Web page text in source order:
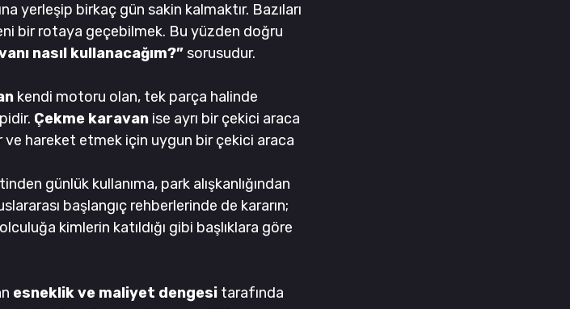
yerleşip birkaç gün sakin kalmaktır. Bazıları
bir rotaya geçebilmek. Bu yüzden doğru
nasıl kullanacağım?” sorusudur.
kendi motoru olan, tek parça halinde
Çekme karavan ise ayrı bir çekici araca
hareket etmek için uygun bir çekici araca
günlük kullanıma, park alışkanlığından
başlangıç rehberlerinde de kararın;
kimlerin katıldığı gibi başlıklara göre
esneklik ve maliyet dengesi tarafında